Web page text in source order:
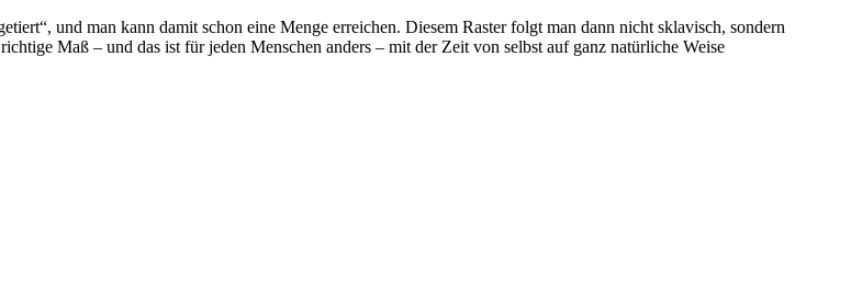
und man kann damit schon eine Menge erreichen. Diesem Raster folgt man dann nicht sklavisch, sondern
Maß – und das ist für jeden Menschen anders – mit der Zeit von selbst auf ganz natürliche Weise